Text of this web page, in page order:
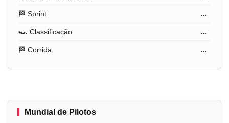
🏁 Sprint ...
🏎️ Classificação ...
🏁 Corrida ...
Mundial de Pilotos